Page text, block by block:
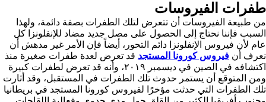
طفرات الفيروسات
من طبيعة الفيروسات أن تتعرض لتلك الطفرات بصفة دائمة، ولهذا
السبب فإننا نحتاج إلى الحصول على مصل جديد مضاد للإنفلونزا كل
عام لأن فيروس الإنفلونزا دائم التحور، أيضاً فإن الأمر غير مدهش أن
نعرف أن فيروس كورونا المستجد قد تعرض لعدة طفرات صغيرة منذ
اكتشافه في الصين في ديسمبر ٢٠١٩، وأنه قد تعرض لطفرات كبيرة
ومن المتوقع أن يستمر حدوث تلك الطفرات في المستقبل، وقد أثارت
تلك الطفرات التي حدثت مؤخرًا لفيروس كورونا المستجد في بريطانيا